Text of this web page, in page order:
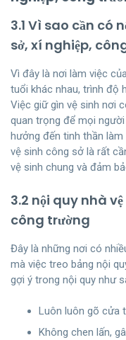
3.1 Vì sao cần có
sở, xí nghiệp,
Vì đây là nơi làm việc
tuổi khác nhau, trình độ
Việc giữ gìn vệ sinh nơi
quan trọng để mọi
hưởng đến tinh thần làm
vệ sinh công sở là rất
vệ sinh chung và đảm
3.2 nội quy nhà
công trường
Đây là những nơi có
mà việc treo bảng nội
gợi ý trong nội quy như
Luôn luôn gõ cửa
Không chen lấn,